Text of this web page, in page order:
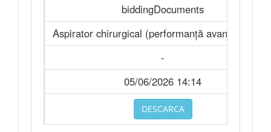
biddingDocuments
Aspirator chirurgical (performanță avansată)
-
05/06/2026 14:14
DESCARCA